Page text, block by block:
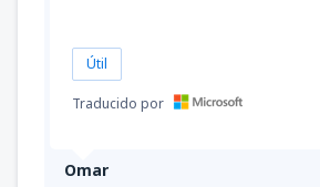
Omar
Útil
Traducido por